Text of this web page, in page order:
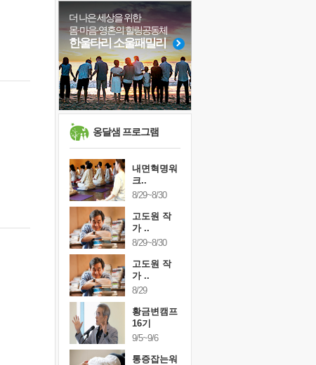
'말 타는 법'을 먼저
졸업식 사진을 보며
극심한 변비, 어깨결림, 수면 장애
아픈 아버지를 위한 공간 설계
슬럼프
보고 싶은 어머니
유년 시절의 부산 영도 바다
못된 꼰대들
너무 황홀한 꽃들이여!
#희망
#독서캠프
#링컨학교
#유튜브
#다짐
#사람
#면역력
#계획
#나눔
#힐링
#위기
#선택
더 나은 세상을 위한
몸·마음·영혼의 힐링공동체
한울타리 소울패밀리
옹달샘 프로그램
내면혁명워
크..
8/29~8/30
고도원 작
가 ..
8/29~8/30
고도원 작
가 ..
8/29
황금변캠프
16기
9/5~9/6
통증잡는워